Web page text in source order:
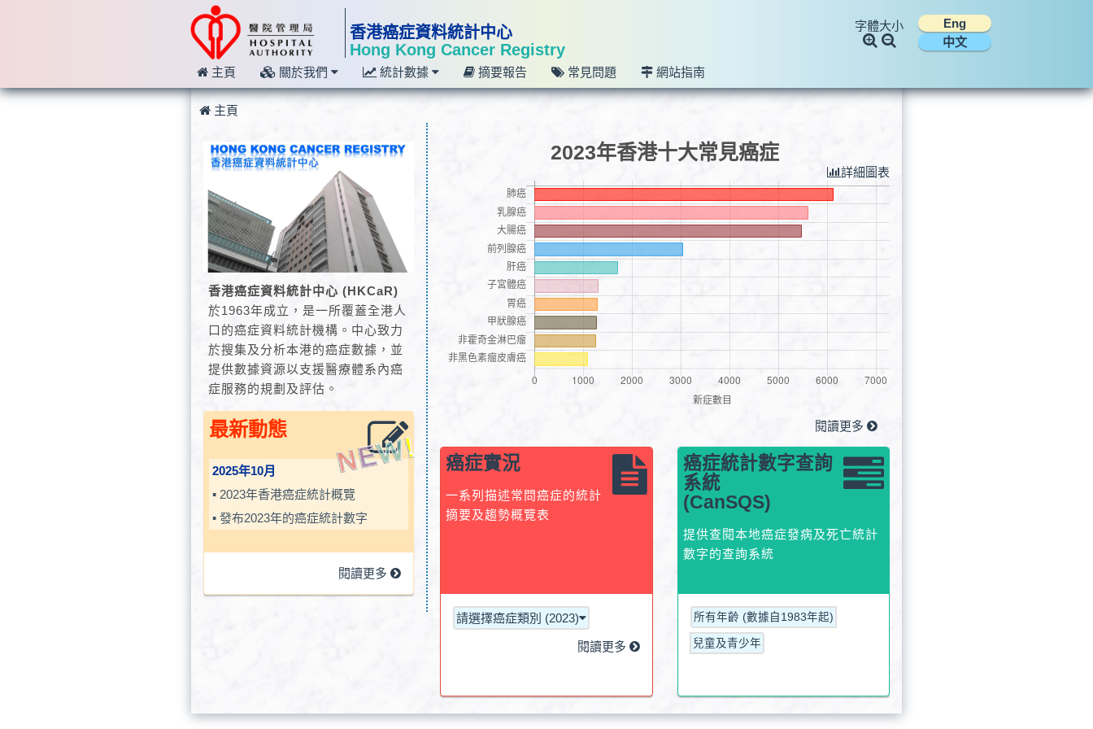
香港癌症資料統計中心
Hong Kong Cancer Registry
字體大小
Eng
中文
主頁 關於我們 統計數據 摘要報告 常見問題 網站指南
主頁
香港癌症資料統計中心 (HKCaR)
於1963年成立，是一所覆蓋全港人
口的癌症資料統計機構。中心致力
於搜集及分析本港的癌症數據，並
提供數據資源以支援醫療體系內癌
症服務的規劃及評估。
最新動態
2025年10月
▪ 2023年香港癌症統計概覽
▪ 發布2023年的癌症統計數字
閱讀更多
2023年香港十大常見癌症
詳細圖表
閱讀更多
癌症實況
一系列描述常問癌症的統計
摘要及趨勢概覽表
請選擇癌症類別 (2023)
閱讀更多
癌症統計數字查詢
系統
(CanSQS)
提供查閱本地癌症發病及死亡統計
數字的查詢系統
所有年齡 (數據自1983年起)
兒童及青少年